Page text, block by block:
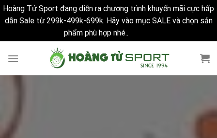
Hoàng Tử Sport đang diễn ra chương trình khuyến mãi cực hấp
dẫn Sale từ 299k-499k-699k. Hãy vào mục SALE và chọn sản
phẩm phù hợp nhé..